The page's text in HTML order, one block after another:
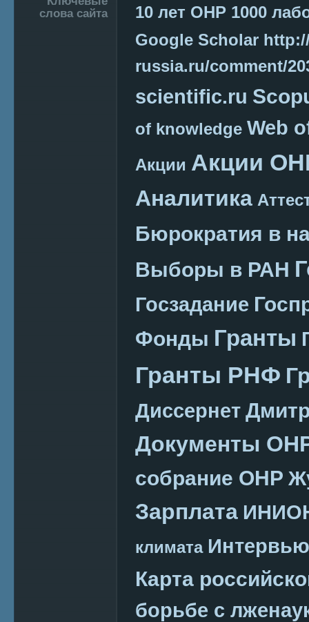
слова сайта
10 лет ОНР 1000
Google Scholar
russia.ru/comment/
scientific.ru
of knowledge Web
Акции Акции
Аналитика
Бюрократия в
Выборы в РАН
Госзадание
Фонды Гранты
Гранты РНФ
Диссернет
Документы
собрание ОНР
Зарплата
климата Интервью
Карта
борьбе с